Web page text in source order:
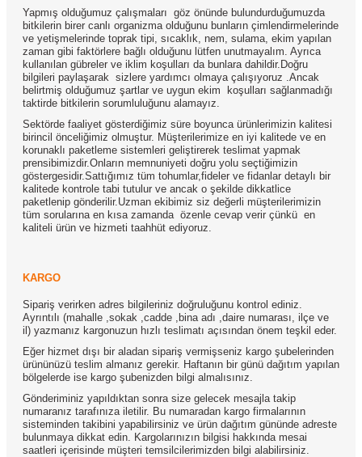
Yapmış olduğumuz çalışmaları göz önünde bulundurduğumuzda
bitkilerin birer canlı organizma olduğunu bunların çimlendirmelerinde
ve yetişmelerinde toprak tipi, sıcaklık, nem, sulama, ekim yapılan
zaman gibi faktörlere bağlı olduğunu lütfen unutmayalım. Ayrıca
kullanılan gübreler ve iklim koşulları da bunlara dahildir.Doğru
bilgileri paylaşarak sizlere yardımcı olmaya çalışıyoruz .Ancak
belirtmiş olduğumuz şartlar ve uygun ekim koşulları sağlanmadığı
taktirde bitkilerin sorumluluğunu alamayız.
Sektörde faaliyet gösterdiğimiz süre boyunca ürünlerimizin kalitesi
birincil önceliğimiz olmuştur. Müşterilerimize en iyi kalitede ve en
korunaklı paketleme sistemleri geliştirerek teslimat yapmak
prensibimizdir.Onların memnuniyeti doğru yolu seçtiğimizin
göstergesidir.Sattığımız tüm tohumlar,fideler ve fidanlar detaylı bir
kalitede kontrole tabi tutulur ve ancak o şekilde dikkatlice
paketlenip gönderilir.Uzman ekibimiz siz değerli müşterilerimizin
tüm sorularına en kısa zamanda özenle cevap verir çünkü en
kaliteli ürün ve hizmeti taahhüt ediyoruz.
KARGO
Sipariş verirken adres bilgileriniz doğruluğunu kontrol ediniz.
Ayrıntılı (mahalle ,sokak ,cadde ,bina adı ,daire numarası, ilçe ve
il) yazmanız kargonuzun hızlı teslimatı açısından önem teşkil eder.
Eğer hizmet dışı bir aladan sipariş vermişseniz kargo şubelerinden
ürününüzü teslim almanız gerekir. Haftanın bir günü dağıtım yapılan
bölgelerde ise kargo şubenizden bilgi almalısınız.
Gönderiminiz yapıldıktan sonra size gelecek mesajla takip
numaranız tarafınıza iletilir. Bu numaradan kargo firmalarının
sisteminden takibini yapabilirsiniz ve ürün dağıtım gününde adreste
bulunmaya dikkat edin. Kargolarınızın bilgisi hakkında mesai
saatleri içerisinde müşteri temsilcilerimizden bilgi alabilirsiniz.